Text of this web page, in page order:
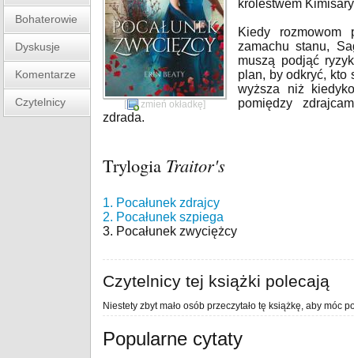
Bohaterowie
Dyskusje
Komentarze
Czytelnicy [ zmień okładkę]
królestwem
Kiedy rozmowom
zamachu stanu,
muszą podjąć
plan, by odkryć, kto
wyższa niż
pomiędzy
zdrada.
Trylogia Traitor's
1. Pocałunek zdrajcy
2. Pocałunek szpiega
3. Pocałunek zwyciężcy
Czytelnicy tej książki polecają
Niestety zbyt mało osób przeczytało tę książkę, aby móc
Popularne cytaty